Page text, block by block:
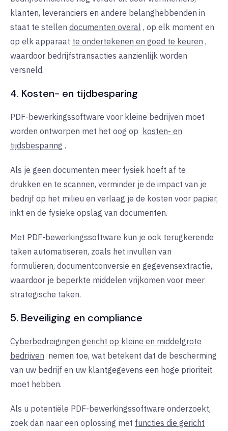
klanten, leveranciers en andere belanghebbenden in
staat te stellen documenten overal , op elk moment en
op elk apparaat te ondertekenen en goed te keuren ,
waardoor bedrijfstransacties aanzienlijk worden
versneld.
4. Kosten- en tijdbesparing
PDF-bewerkingssoftware voor kleine bedrijven moet
worden ontworpen met het oog op kosten- en
tijdsbesparing .
Als je geen documenten meer fysiek hoeft af te
drukken en te scannen, verminder je de impact van je
bedrijf op het milieu en verlaag je de kosten voor papier,
inkt en de fysieke opslag van documenten.
Met PDF-bewerkingssoftware kun je ook terugkerende
taken automatiseren, zoals het invullen van
formulieren, documentconversie en gegevensextractie,
waardoor je beperkte middelen vrijkomen voor meer
strategische taken.
5. Beveiliging en compliance
Cyberbedreigingen gericht op kleine en middelgrote
bedrijven nemen toe, wat betekent dat de bescherming
van uw bedrijf en uw klantgegevens een hoge prioriteit
moet hebben.
Als u potentiële PDF-bewerkingssoftware onderzoekt,
zoek dan naar een oplossing met functies die gericht